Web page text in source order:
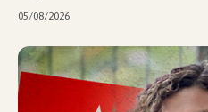
05/08/2026